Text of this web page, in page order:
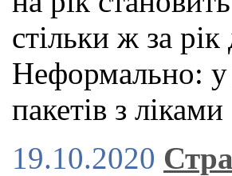
стільки ж за
Неформально: у
пакетів з ліками
19.10.2020